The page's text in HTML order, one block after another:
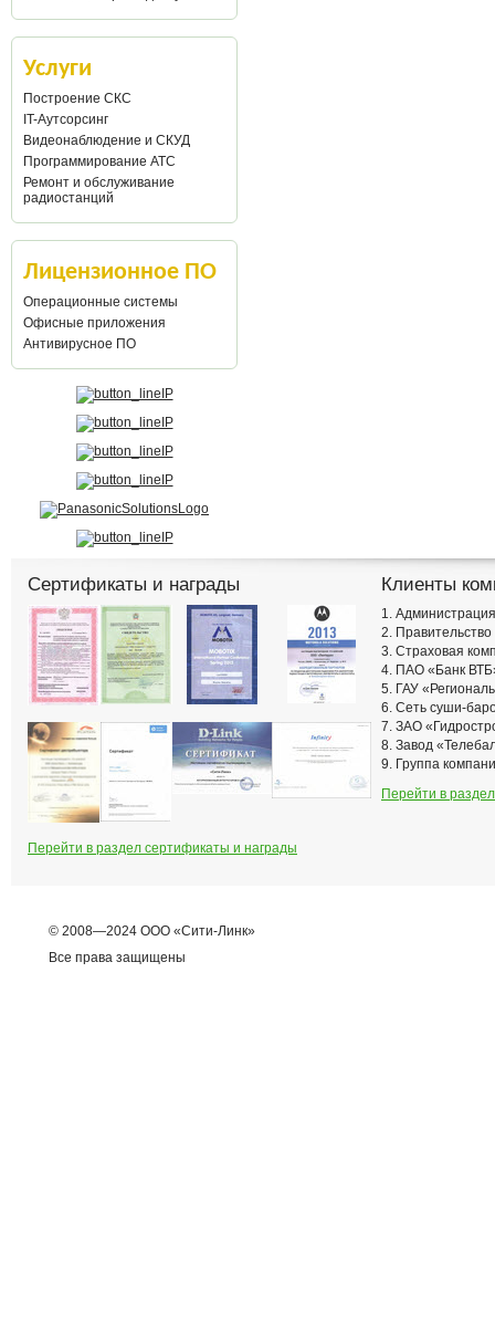
Услуги
Построение СКС
IT-Аутсорсинг
Видеонаблюдение и СКУД
Программирование АТС
Ремонт и обслуживание
радиостанций
Лицензионное ПО
Операционные системы
Офисные приложения
Антивирусное ПО
Сертификаты и награды
Перейти в раздел сертификаты и награды
Клиенты
1.
2.
3. Страховая
4. ПАО «Банк
5. ГАУ
6. Сеть суши-
7. ЗАО
8. Завод
9. Группа
Перейти в
© 2008—2024 ООО «Сити-Линк»
Все права защищены